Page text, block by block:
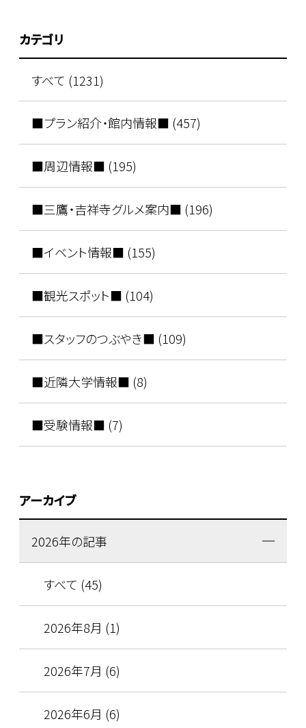
カテゴリ
すべて (1231)
■プラン紹介・館内情報■ (457)
■周辺情報■ (195)
■三鷹・吉祥寺グルメ案内■ (196)
■イベント情報■ (155)
■観光スポット■ (104)
■スタッフのつぶやき■ (109)
■近隣大学情報■ (8)
■受験情報■ (7)
アーカイブ
2026年の記事
すべて (45)
2026年8月 (1)
2026年7月 (6)
2026年6月 (6)